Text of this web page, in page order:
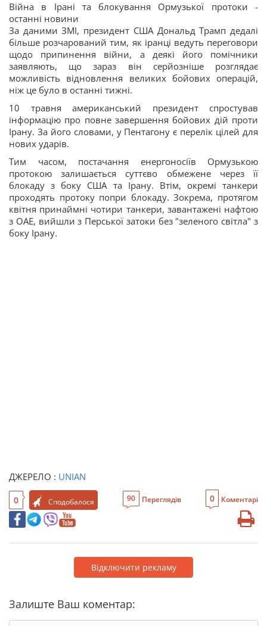
Війна в Ірані та блокування Ормузької протоки -
останні новини
За даними ЗМІ, президент США Дональд Трамп дедалі
більше розчарований тим, як іранці ведуть переговори
щодо припинення війни, а деякі його помічники
заявляють, що зараз він серйозніше розглядає
можливість відновлення великих бойових операцій,
ніж це було в останні тижні.
10 травня американський президент спростував
інформацію про повне завершення бойових дій проти
Ірану. За його словами, у Пентагону є перелік цілей для
нових ударів.
Тим часом, постачання енергоносіїв Ормузькою
протокою залишається суттєво обмежене через її
блокаду з боку США та Ірану. Втім, окремі танкери
проходять протоку попри блокаду. Зокрема, протягом
квітня принаймні чотири танкери, завантажені нафтою
з ОАЕ, вийшли з Перської затоки без "зеленого світла" з
боку Ірану.
ДЖЕРЕЛО : UNIAN
0 Сподобалося 90 Переглядів 0 Коментарі
Відключити рекламу
Залиште Ваш коментар: